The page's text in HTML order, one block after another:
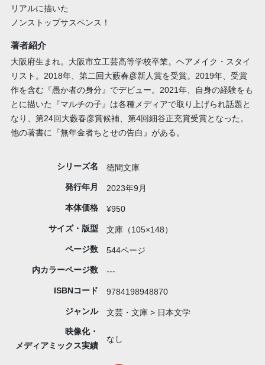
リアルに描いた
ノンストップサスペンス！
著者紹介
大阪府生まれ。大阪市立工芸高等学校卒業。ヘアメイク・スタイ
リスト。2018年、第二回大藪春彦新人賞を受賞。2019年、受賞
作を含む『愚か者の身分』でデビュー。2021年、自身の経験をも
とに描いた『マルチの子』は各種メディアで取り上げられ話題と
なり、第24回大藪春彦賞候補、第4回細谷正充賞受賞となった。
他の著書に『無年金者ちとせの告白』がある。
シリーズ名 徳間文庫
発行年月 2023年9月
本体価格 ¥950
サイズ・版型 文庫（105×148）
ページ数 544ページ
内カラーページ数 ---
ISBNコード 9784198948870
ジャンル 文芸・文庫 > 日本文学
映像化・
メディアミックス実績
なし